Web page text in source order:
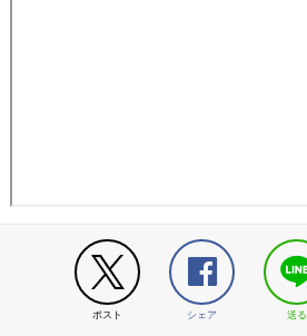
ポスト シェア 送る